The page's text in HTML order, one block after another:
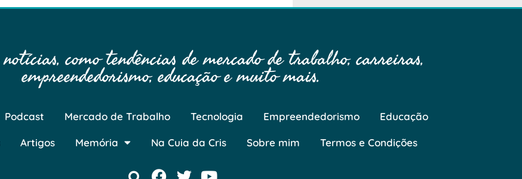
como tendências de mercado de trabalho, carreiras,
empreendedorismo, educação e muito mais.
Podcast Mercado de Trabalho Tecnologia Empreendedorismo Educação
Artigos Memória Na Cuia da Cris Sobre mim Termos e Condições